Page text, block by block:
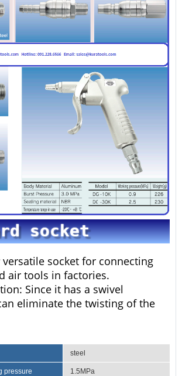
socket
socket for connecting
air tools in factories.
Since it has a swivel
eliminate the twisting of the
steel
pressure 1.5MPa